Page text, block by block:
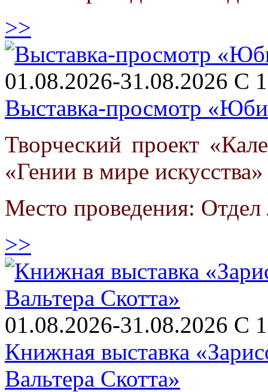
>>
01.08.2026-31.08.2026 С
Выставка-просмотр
Творческий проект
«Гении в мире искусства»
Место проведения: Отдел
>>
01.08.2026-31.08.2026 С
Книжная выставка
Вальтера Скотта»